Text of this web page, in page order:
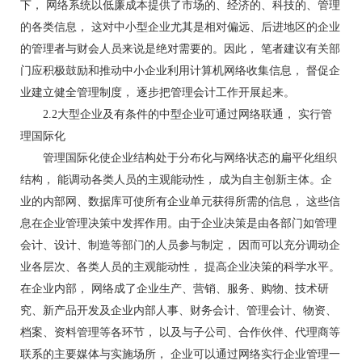
下， 网络系统以低廉成本提供了市场的、经济的、科技的、管理
的各类信息， 这对中小型企业尤其是相对偏远、后进地区的企业
的管理者与财会人员来说是绝对需要的。因此， 笔者建议有关部
门应积极鼓励和推动中小企业利用计算机网络收集信息， 督促企
业建立健全管理制度， 逐步把管理会计工作开展起来。
2.2大型企业及有条件的中型企业可通过网络联通， 实行管
理国际化
管理国际化使企业结构处于分布化与网络状态的扁平化组织
结构， 能调动各类人员的主观能动性， 成为自主创新主体。企
业的内部网、数据库可使所有企业单元获得所需的信息， 这些信
息在企业管理决策中发挥作用。由于企业决策是由各部门如管理
会计、设计、制造等部门的人员参与制定， 因而可以充分调动企
业各层次、各类人员的主观能动性， 提高企业决策的科学水平。
在企业内部， 网络成了企业生产、营销、服务、购物、技术研
究、新产品开发及企业内部人事、财务会计、管理会计、物资、
档案、资料管理等各环节， 以及与子公司、合作伙伴、代理商等
联系的主要媒体与实施场所， 企业可以通过网络实行企业管理一